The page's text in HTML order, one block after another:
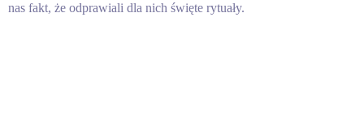
nas fakt, że odprawiali dla nich święte rytuały.